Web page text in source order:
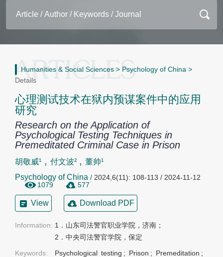
Humanities & Social Sciences > Psychology of China >
Details
心理测试技术在狱内预谋案件中的应用
研究
Research on the Application of
Psychological Testing Techniques in
Premeditated Criminal Case in Prison
胡敬威¹ , 付文波² ,董帅¹
Psychology of China / 2024,6(11): 108-113 / 2024-11-12
1079
577
View Download PDF
Information: 1．山东司法警官职业学院，济南；
2．中央司法警官学院，保定
Keywords:
Psychological testing ; Prison ; Premeditation ;